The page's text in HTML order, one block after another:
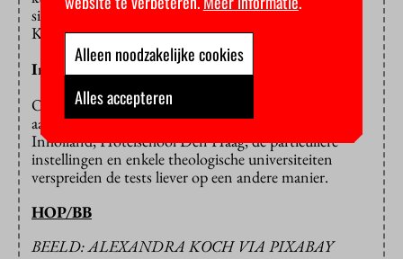
situatie daarom vraagt. Dinsdag stemt de Tweede
Kamer over dat wetsvoorstel.
Inholland
Overigens zijn niet alle onderwijsinstellingen
aangehaakt bij Zelftestonderwijs.nl. De Hogeschool
Inholland, Hotelschool Den Haag, de particuliere
instellingen en enkele theologische universiteiten
verspreiden de tests liever op een andere manier.
HOP/BB
BEELD: ALEXANDRA KOCH VIA PIXABAY
Alleen noodzakelijke cookies
Alles accepteren